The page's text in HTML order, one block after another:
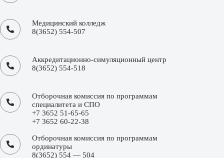
Медицинский колледж
8(3652) 554-507
Аккредитационно-симуляционный центр
8(3652) 554-518
Отборочная комиссия по программам
специалитета и СПО
+7 3652 51-65-65
+7 3652 60-22-38
Отборочная комиссия по программам
ординатуры
8(3652) 554 — 504